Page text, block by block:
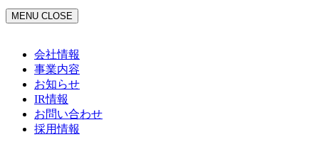
MENU CLOSE
会社情報
事業内容
お知らせ
IR情報
お問い合わせ
採用情報